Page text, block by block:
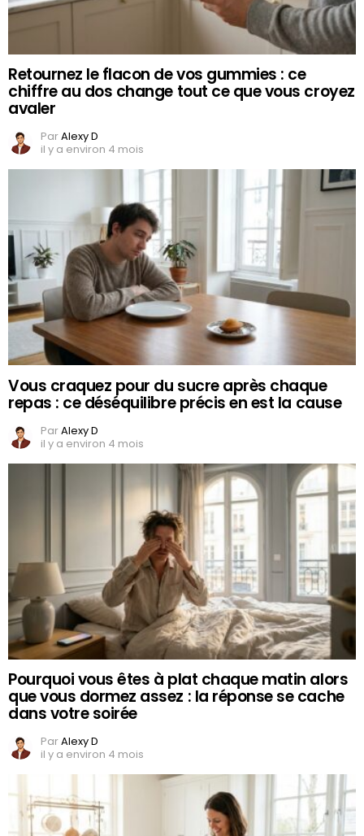
Retournez le flacon de vos gummies : ce
chiffre au dos change tout ce que vous croyez
avaler
ParAlexy D
il y a environ 4 mois
Vous craquez pour du sucre après chaque
repas : ce déséquilibre précis en est la cause
ParAlexy D
il y a environ 4 mois
Pourquoi vous êtes à plat chaque matin alors
que vous dormez assez : la réponse se cache
dans votre soirée
ParAlexy D
il y a environ 4 mois